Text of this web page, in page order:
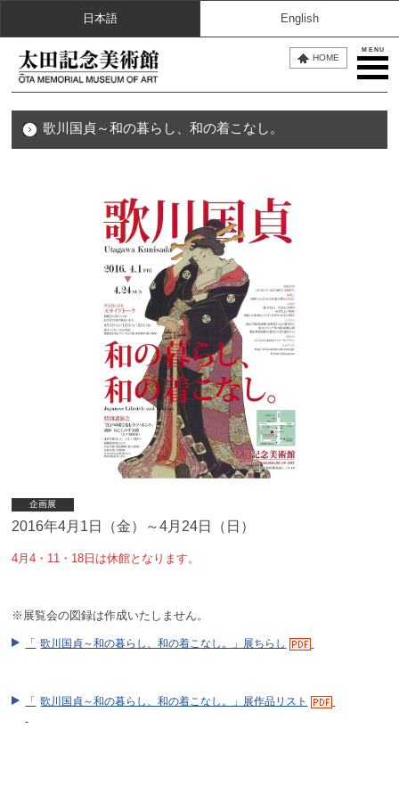
MENU
HOME
日本語 English
歌川国貞～和の暮らし、和の着こなし。
企画展
2016年4月1日（金）～4月24日（日）
4月4・11・18日は休館となります。
※展覧会の図録は作成いたしません。
「 歌川国貞～和の暮らし、和の着こなし。」展ちらし
「 歌川国貞～和の暮らし、和の着こなし。」展作品リスト